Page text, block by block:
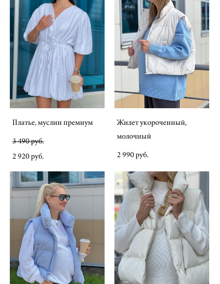
Платье, муслин премиум
3 490 pуб.
2 920 pуб.
Жилет укороченный,
молочный
2 990 pуб.